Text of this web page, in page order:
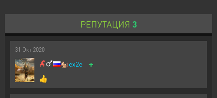
РЕПУТАЦИЯ 3
31 Окт 2020
🐿️ex2e +
👍